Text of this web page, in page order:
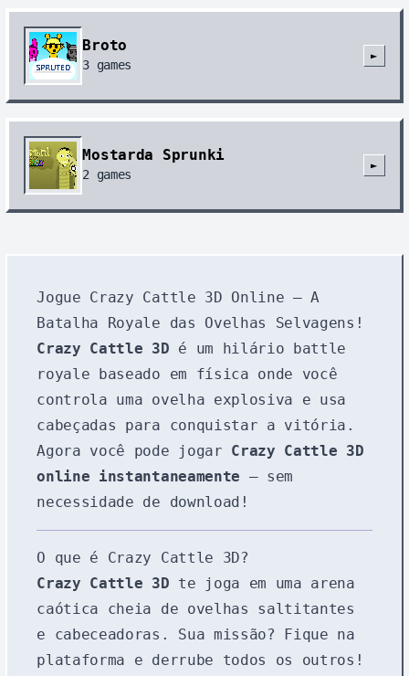
Broto
3 games
►
Mostarda Sprunki
2 games
►
Jogue Crazy Cattle 3D Online – A
Batalha Royale das Ovelhas Selvagens!
Crazy Cattle 3D é um hilário battle
royale baseado em física onde você
controla uma ovelha explosiva e usa
cabeçadas para conquistar a vitória.
Agora você pode jogar Crazy Cattle 3D
online instantaneamente — sem
necessidade de download!
O que é Crazy Cattle 3D?
Crazy Cattle 3D te joga em uma arena
caótica cheia de ovelhas saltitantes
e cabeceadoras. Sua missão? Fique na
plataforma e derrube todos os outros!